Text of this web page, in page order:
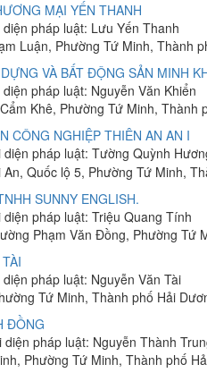
MẠI YẾN THANH
pháp luật: Lưu Yến Thanh
Luận, Phường Tứ Minh, Thành
VÀ BẤT ĐỘNG SẢN MINH
pháp luật: Nguyễn Văn Khiển
Khê, Phường Tứ Minh, Thành
CÔNG NGHIỆP THIÊN AN AN I
pháp luật: Tường Quỳnh
Quốc lộ 5, Phường Tứ Minh,
SUNNY ENGLISH.
pháp luật: Triệu Quang Tính
Phạm Văn Đồng, Phường Tứ
pháp luật: Nguyễn Văn Tài
Tứ Minh, Thành phố Hải
ĐỒNG
diện pháp luật: Nguyễn Thành
Phường Tứ Minh, Thành phố